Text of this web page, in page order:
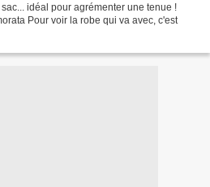
idéal pour agrémenter une tenue !
Pour voir la robe qui va avec, c'est